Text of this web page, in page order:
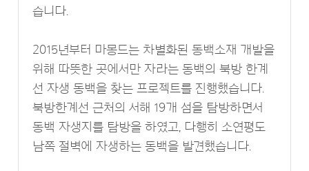
습니다.
2015년부터 마몽드는 차별화된 동백소재 개발을
위해 따뜻한 곳에서만 자라는 동백의 북방 한계
선 자생 동백을 찾는 프로젝트를 진행했습니다.
북방한계선 근처의 서해 19개 섬을 탐방하면서
동백 자생지를 탐방을 하였고, 다행히 소연평도
남쪽 절벽에 자생하는 동백을 발견했습니다.